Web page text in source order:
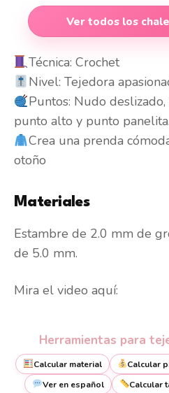
Ver todos los
Técnica: Crochet
Nivel: Tejedora
Puntos: Nudo
punto alto y punto panelita.
Crea una prenda
otoño
Materiales
Estambre de 2.0 mm de
de 5.0 mm.
Mira el video aquí:
Herramientas para
Calcular material Calcular
Ver en español
Calcular